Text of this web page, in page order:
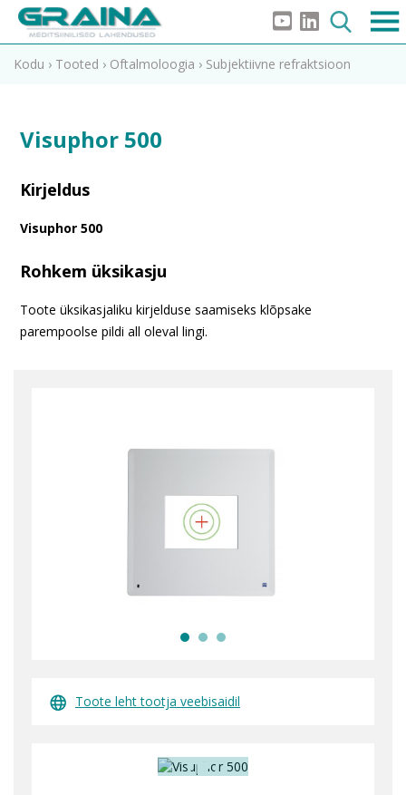
Kodu › Tooted › Oftalmoloogia › Subjektiivne refraktsioon
Visuphor 500
Kirjeldus
Visuphor 500
Rohkem üksikasju
Toote üksikasjaliku kirjelduse saamiseks klõpsake
parempoolse pildi all oleval lingi.
Toote leht tootja veebisaidil